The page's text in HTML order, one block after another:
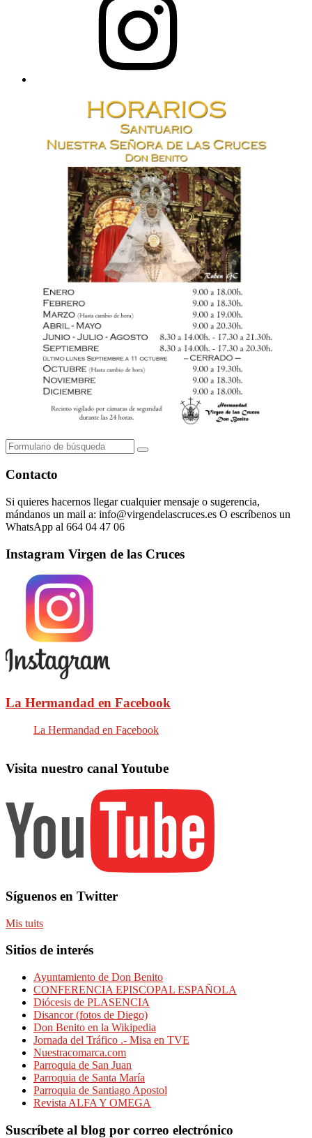
Buscar
Contacto
Si quieres hacernos llegar cualquier mensaje o sugerencia,
mándanos un mail a: info@virgendelascruces.es O escríbenos un
WhatsApp al 664 04 47 06
Instagram Virgen de las Cruces
La Hermandad en Facebook
La Hermandad en Facebook
Visita nuestro canal Youtube
Síguenos en Twitter
Mis tuits
Sitios de interés
Ayuntamiento de Don Benito
CONFERENCIA EPISCOPAL ESPAÑOLA
Diócesis de PLASENCIA
Disancor (fotos de Diego)
Don Benito en la Wikipedia
Jornada del Tráfico .- Misa en TVE
Nuestracomarca.com
Parroquia de San Juan
Parroquia de Santa María
Parroquia de Santiago Apostol
Revista ALFA Y OMEGA
Suscríbete al blog por correo electrónico